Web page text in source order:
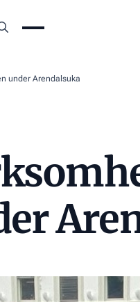
under Arendalsuka